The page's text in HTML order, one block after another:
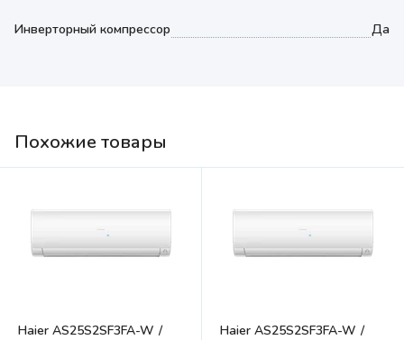
Инверторный компрессор Да
Похожие товары
Haier AS25S2SF3FA-W /
Haier AS25S2SF3FA-W /